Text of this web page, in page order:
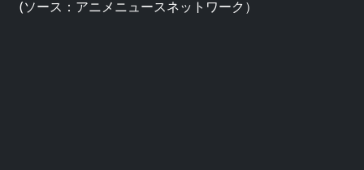
(ソース：アニメニュースネットワーク）